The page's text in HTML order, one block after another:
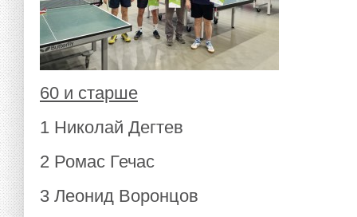
60 и старше
1 Николай Дегтев
2 Ромас Гечас
3 Леонид Воронцов